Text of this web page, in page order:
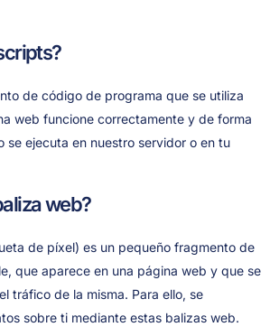
de código de programa que se utiliza
web funcione correctamente y de forma
se ejecuta en nuestro servidor o en tu
web?
de píxel) es un pequeño fragmento de
que aparece en una página web y que se
tráfico de la misma. Para ello, se
sobre ti mediante estas balizas web.